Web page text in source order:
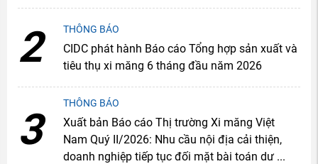
2 THÔNG BÁO
CIDC phát hành Báo cáo Tổng hợp sản xuất và
tiêu thụ xi măng 6 tháng đầu năm 2026
3
THÔNG BÁO
Xuất bản Báo cáo Thị trường Xi măng Việt
Nam Quý II/2026: Nhu cầu nội địa cải thiện,
doanh nghiệp tiếp tục đối mặt bài toán dư ...